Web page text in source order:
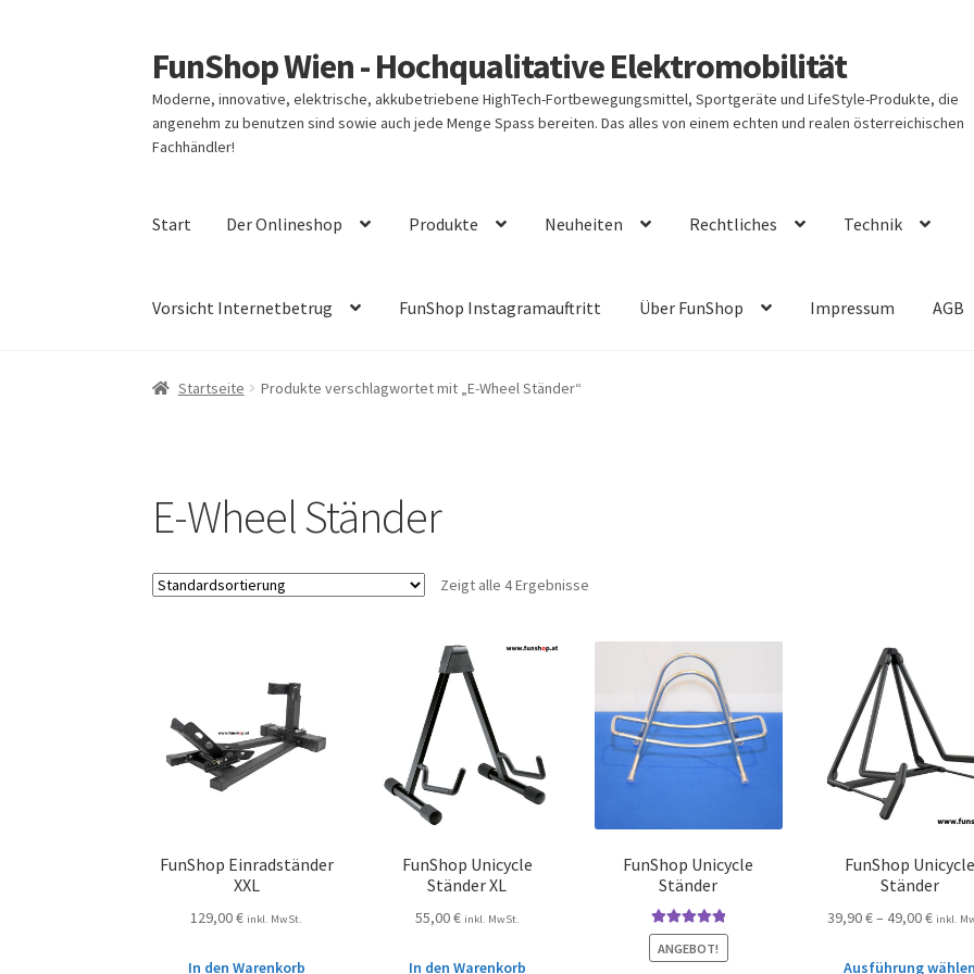
Zur
Navigation
springen
Zum
Inhalt
springen
FunShop Wien - Hochqualitative Elektromobilität
Moderne, innovative, elektrische, akkubetriebene HighTech-Fortbewegungsmittel, Sportgeräte und LifeStyle-Produkte, die
angenehm zu benutzen sind sowie auch jede Menge Spass bereiten. Das alles von einem echten und realen österreichischen
Fachhändler!
Start Der Onlineshop Produkte Neuheiten Rechtliches Technik
Vorsicht Internetbetrug FunShop Instagramauftritt Über FunShop Impressum AGB
Startseite Produkte verschlagwortet mit „E-Wheel Ständer“
E-Wheel Ständer
Zeigt alle 4 Ergebnisse
FunShop Einradständer
XXL
129,00€ inkl. MwSt.
In den Warenkorb
FunShop Unicycle
Ständer XL
55,00€ inkl. MwSt.
In den Warenkorb
FunShop Unicycle
Ständer
Bewertet mit
5.00von 5
ANGEBOT!
FunShop Unicycle
Ständer
39,90€– 49,00€ inkl.
Ausführung wählen